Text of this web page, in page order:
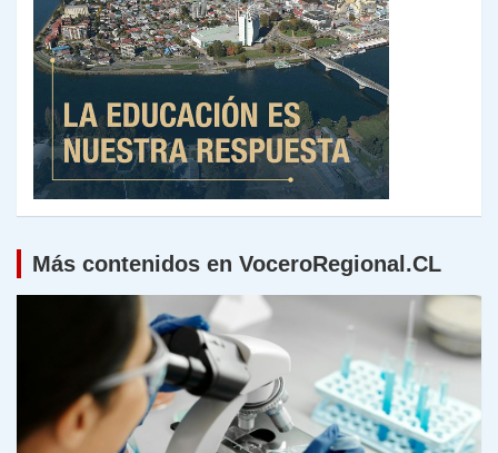
Más contenidos en VoceroRegional.CL